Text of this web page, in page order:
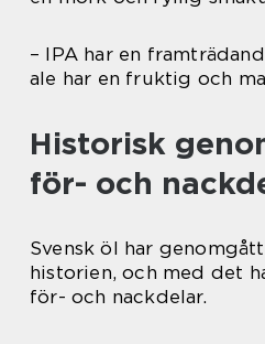
– IPA har en
ale har en fruktig och
Historisk
för- och
Svensk öl har
historien, och med det
för- och nackdelar.